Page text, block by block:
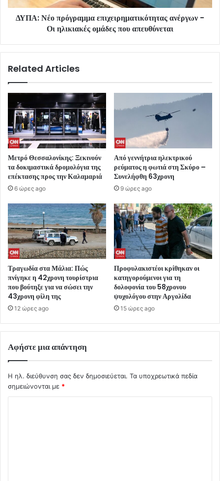
ΔΥΠΑ: Νέο πρόγραμμα επιχειρηματικότητας ανέργων -
Οι ηλικιακές ομάδες που απευθύνεται
Related Articles
Μετρό Θεσσαλονίκης: Ξεκινούν
τα δοκιμαστικά δρομολόγια της
επέκτασης προς την Καλαμαριά
6 ώρες ago
Από γεννήτρια ηλεκτρικού
ρεύματος η φωτιά στη Σκύρο –
Συνελήφθη 63χρονη
9 ώρες ago
Τραγωδία στα Μάλια: Πώς
πνίγηκε η 42χρονη τουρίστρια
που βούτηξε για να σώσει την
43χρονη φίλη της
12 ώρες ago
Προφυλακιστέοι κρίθηκαν οι
κατηγορούμενοι για τη
δολοφονία του 58χρονου
ψυχολόγου στην Αργολίδα
15 ώρες ago
Αφήστε μια απάντηση
Η ηλ. διεύθυνση σας δεν δημοσιεύεται. Τα υποχρεωτικά πεδία
σημειώνονται με *